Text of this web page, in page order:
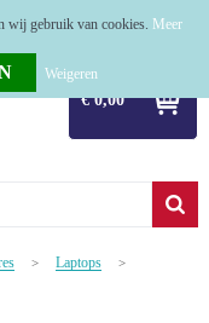
€ 0,00
> Laptops >
wij gebruik van cookies. Meer
Weigeren